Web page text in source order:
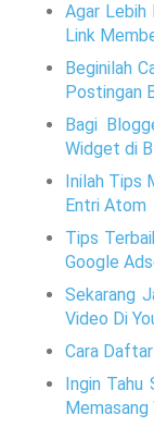
Agar Lebih
Link
Beginilah
Postingan
Bagi
Widget di
Inilah Tips
Entri Atom
Tips
Google
Sekarang
Video Di
Cara
Ingin